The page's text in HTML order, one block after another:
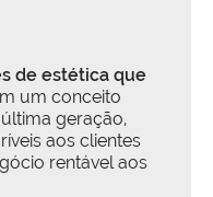
de estética que
um conceito
geração,
aos clientes
rentável aos